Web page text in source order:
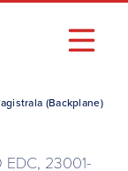
(Backplane)
EDC, 23001-